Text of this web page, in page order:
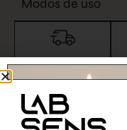
Modos de uso
Envíos nacionales